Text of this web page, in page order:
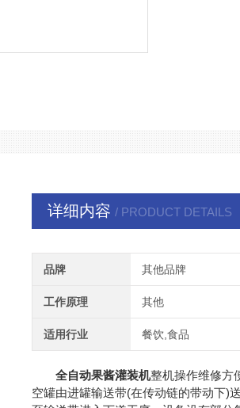
详细内容 / PRODUCT DETAILS
品牌 其他品牌
工作原理 其他
适用行业 餐饮,食品
全自动果酱灌装机整机操作维修方
空罐由进罐输送带(在传动链的带动下)